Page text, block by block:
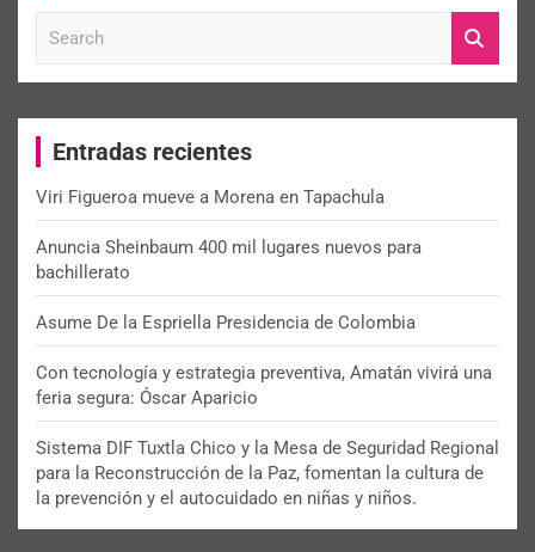
c
Entradas recientes
Viri Figueroa mueve a Morena en Tapachula
Anuncia Sheinbaum 400 mil lugares nuevos para
bachillerato
Asume De la Espriella Presidencia de Colombia
Con tecnología y estrategia preventiva, Amatán vivirá una
feria segura: Óscar Aparicio
Sistema DIF Tuxtla Chico y la Mesa de Seguridad Regional
para la Reconstrucción de la Paz, fomentan la cultura de
la prevención y el autocuidado en niñas y niños.